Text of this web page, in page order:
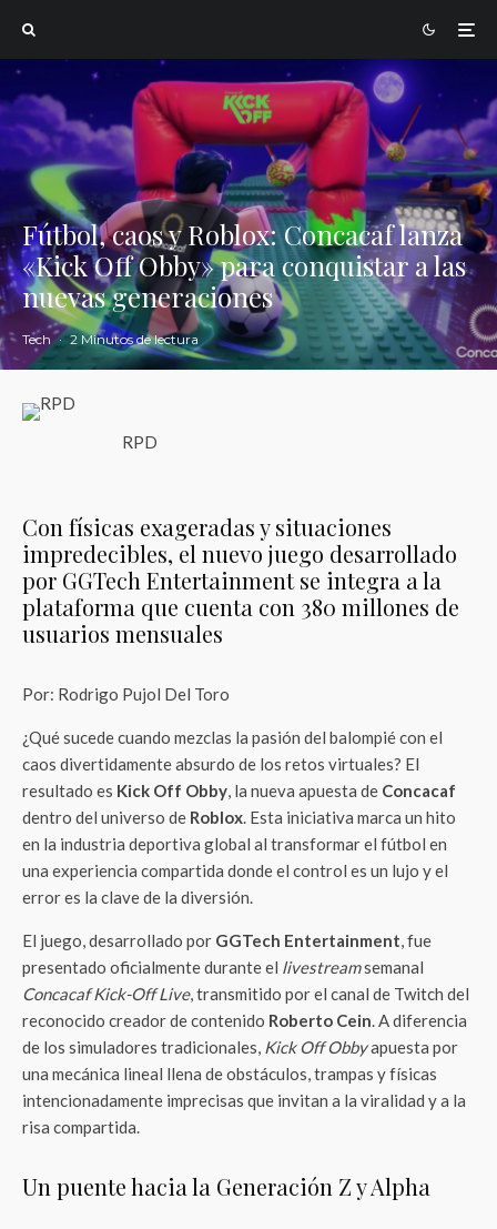
Fútbol, caos y Roblox: Concacaf lanza
«Kick Off Obby» para conquistar a las
nuevas generaciones
Tech · 2 Minutos de lectura
RPD
Con físicas exageradas y situaciones
impredecibles, el nuevo juego desarrollado
por GGTech Entertainment se integra a la
plataforma que cuenta con 380 millones de
usuarios mensuales
Por: Rodrigo Pujol Del Toro
¿Qué sucede cuando mezclas la pasión del balompié con el
caos divertidamente absurdo de los retos virtuales? El
resultado es Kick Off Obby, la nueva apuesta de Concacaf
dentro del universo de Roblox. Esta iniciativa marca un hito
en la industria deportiva global al transformar el fútbol en
una experiencia compartida donde el control es un lujo y el
error es la clave de la diversión.
El juego, desarrollado por GGTech Entertainment, fue
presentado oficialmente durante el livestreamsemanal
Concacaf Kick-Off Live, transmitido por el canal de Twitch del
reconocido creador de contenido Roberto Cein. A diferencia
de los simuladores tradicionales, Kick Off Obbyapuesta por
una mecánica lineal llena de obstáculos, trampas y físicas
intencionadamente imprecisas que invitan a la viralidad y a la
risa compartida.
Un puente hacia la Generación Z y Alpha